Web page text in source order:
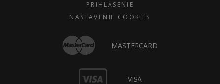
PRIHLÁSENIE
NASTAVENIE COOKIES
MASTERCARD
VISA